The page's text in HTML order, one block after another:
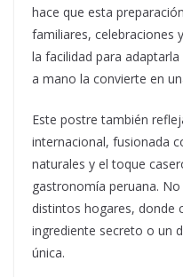
hace que esta
familiares, celebraciones
la facilidad para
a mano la convierte en
Este postre también
internacional, fusionada
naturales y el toque
gastronomía peruana.
distintos hogares, donde
ingrediente secreto o un
única.